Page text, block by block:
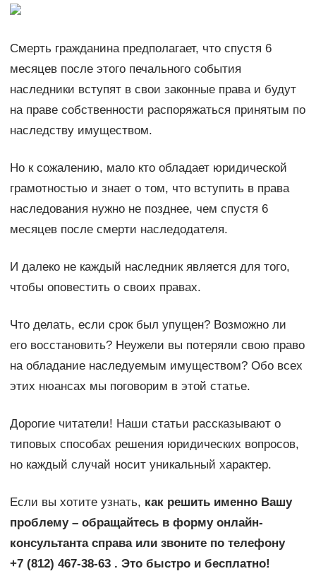
Смерть гражданина предполагает, что спустя 6
месяцев после этого печального события
наследники вступят в свои законные права и будут
на праве собственности распоряжаться принятым по
наследству имуществом.
Но к сожалению, мало кто обладает юридической
грамотностью и знает о том, что вступить в права
наследования нужно не позднее, чем спустя 6
месяцев после смерти наследодателя.
И далеко не каждый наследник является для того,
чтобы оповестить о своих правах.
Что делать, если срок был упущен? Возможно ли
его восстановить? Неужели вы потеряли свою право
на обладание наследуемым имуществом? Обо всех
этих нюансах мы поговорим в этой статье.
Дорогие читатели! Наши статьи рассказывают о
типовых способах решения юридических вопросов,
но каждый случай носит уникальный характер.
Если вы хотите узнать, как решить именно Вашу
проблему – обращайтесь в форму онлайн-
консультанта справа или звоните по телефону
+7 (812) 467-38-63 . Это быстро и бесплатно!